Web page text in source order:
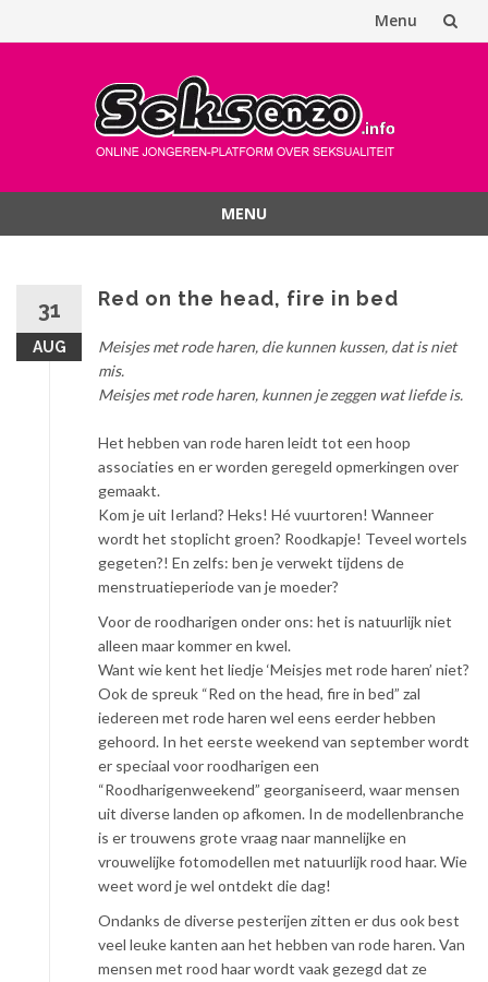
Menu
MENU
31
AUG
Red on the head, fire in bed
Meisjes met rode haren, die kunnen kussen, dat is niet
mis.
Meisjes met rode haren, kunnen je zeggen wat liefde is.
Het hebben van rode haren leidt tot een hoop
associaties en er worden geregeld opmerkingen over
gemaakt.
Kom je uit Ierland? Heks! Hé vuurtoren! Wanneer
wordt het stoplicht groen? Roodkapje! Teveel wortels
gegeten?! En zelfs: ben je verwekt tijdens de
menstruatieperiode van je moeder?
Voor de roodharigen onder ons: het is natuurlijk niet
alleen maar kommer en kwel.
Want wie kent het liedje ‘Meisjes met rode haren’ niet?
Ook de spreuk “Red on the head, fire in bed” zal
iedereen met rode haren wel eens eerder hebben
gehoord. In het eerste weekend van september wordt
er speciaal voor roodharigen een
“Roodharigenweekend” georganiseerd, waar mensen
uit diverse landen op afkomen. In de modellenbranche
is er trouwens grote vraag naar mannelijke en
vrouwelijke fotomodellen met natuurlijk rood haar. Wie
weet word je wel ontdekt die dag!
Ondanks de diverse pesterijen zitten er dus ook best
veel leuke kanten aan het hebben van rode haren. Van
mensen met rood haar wordt vaak gezegd dat ze